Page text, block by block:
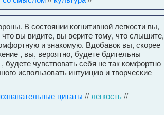
В состоянии когнитивной легкости вы,
вы видите, вы верите тому, что слышите,
и знакомую. Вдобавок вы, скорее
, вы, вероятно, будете бдительны
чувствовать себя не так комфортно
использовать интуицию и творческие
цитаты // легкость//